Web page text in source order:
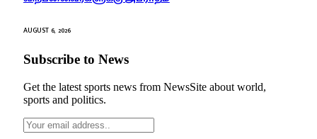
AUGUST 6, 2026
Subscribe to News
Get the latest sports news from NewsSite about world,
sports and politics.